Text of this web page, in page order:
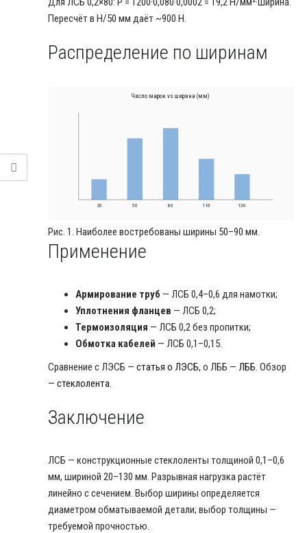
Пересчёт в Н/50 мм даёт ~900 Н.
Распределение по ширинам
Число марок vs ширина (мм)
20 50 80 110 130
Рис. 1. Наиболее востребованы ширины 50–90 мм.
Применение
Армирование труб — ЛСБ 0,4–0,6 для намотки;
Уплотнения фланцев — ЛСБ 0,2;
Термоизоляция — ЛСБ 0,2 без пропитки;
Обмотка кабелей — ЛСБ 0,1–0,15.
Сравнение с ЛЭСБ — статья о ЛЭСБ, о ЛББ — ЛББ. Обзор
— стеклолента.
Заключение
ЛСБ — конструкционные стеклоленты толщиной 0,1–0,6
мм, шириной 20–130 мм. Разрывная нагрузка растёт
линейно с сечением. Выбор ширины определяется
диаметром обматываемой детали; выбор толщины —
требуемой прочностью.